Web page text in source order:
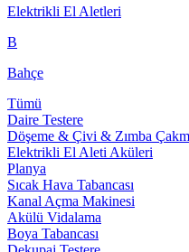
Elektrikli El Aletleri
B
Bahçe
Tümü
Daire Testere
Döşeme & Çivi & Zımba
Elektrikli El Aleti Aküleri
Planya
Sıcak Hava Tabancası
Kanal Açma Makinesi
Akülü Vidalama
Boya Tabancası